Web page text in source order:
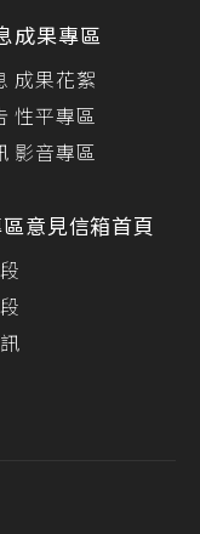
成果專區
成果花絮
性平專區
影音專區
意見信箱首頁